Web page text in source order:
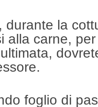
durante la
alla carne,
foglio di